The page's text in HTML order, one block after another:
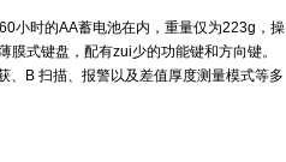
小时的AA蓄电池在内，重量仅为223g，操
式键盘，配有zui少的功能键和方向键。
、B 扫描、报警以及差值厚度测量模式等多